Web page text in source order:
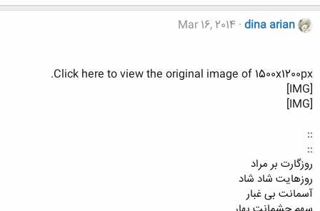
dina arian
Mar 16, 2014
Click here to view the original image of 1500x1200px.
[IMG]
[IMG]
::
::
روزگارت بر مراد
روزهایت شاد شاد
آسمانت بی غبار